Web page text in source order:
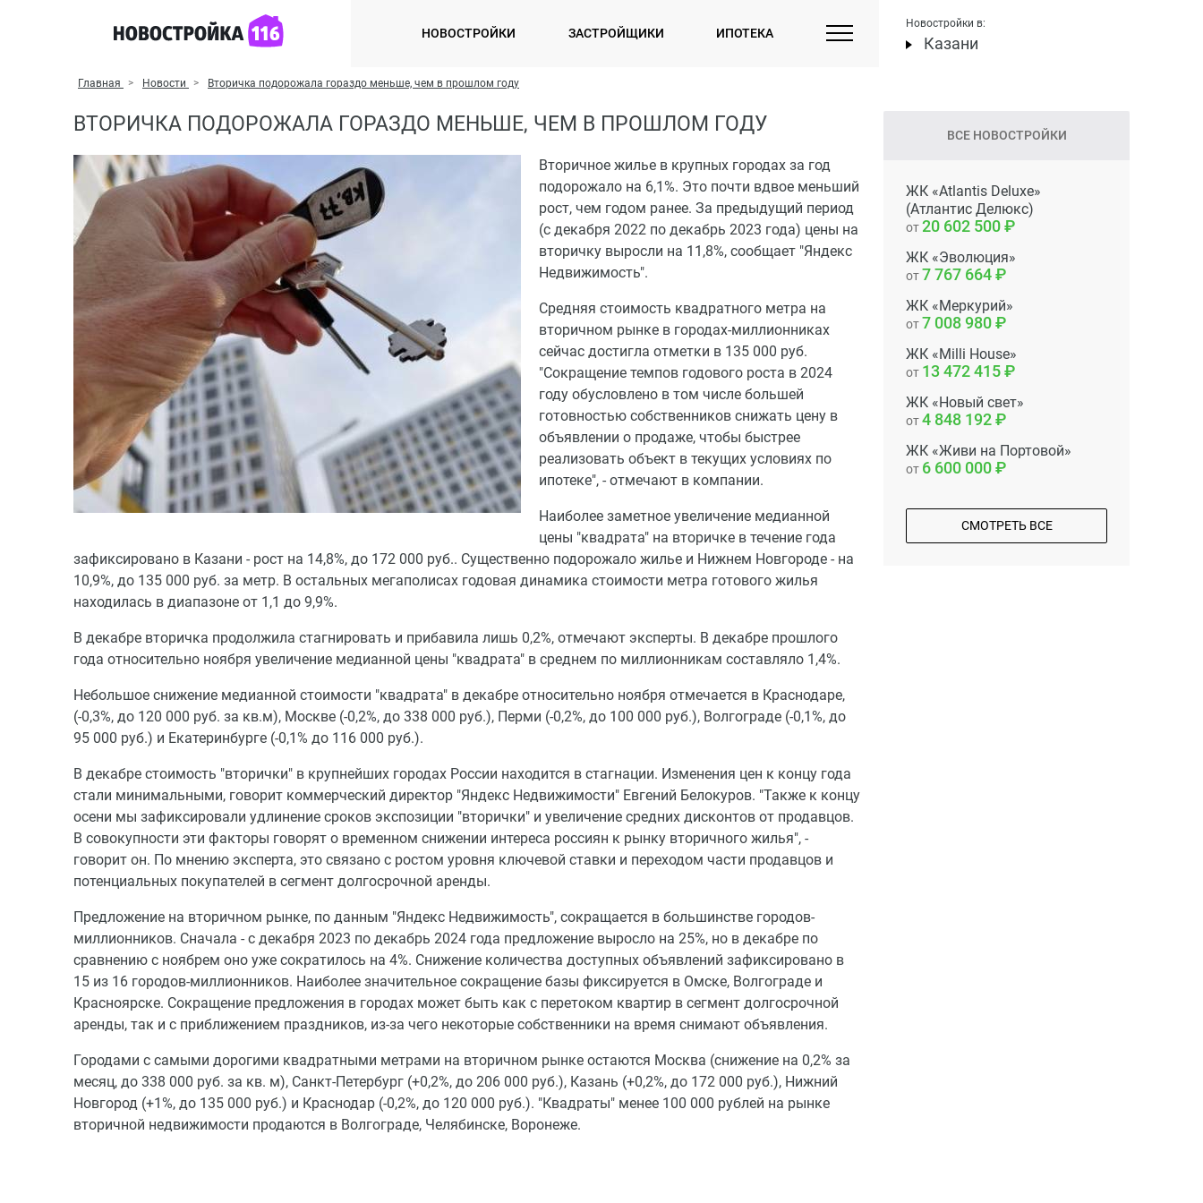
НОВОСТРОЙКИ ЗАСТРОЙЩИКИ ИПОТЕКА
Новостройки в:
Казани
Главная Новости Вторичка подорожала гораздо меньше, чем в прошлом году
ВТОРИЧКА ПОДОРОЖАЛА ГОРАЗДО МЕНЬШЕ, ЧЕМ В ПРОШЛОМ ГОДУ
Вторичное жилье в крупных городах за год
подорожало на 6,1%. Это почти вдвое меньший
рост, чем годом ранее. За предыдущий период
(с декабря 2022 по декабрь 2023 года) цены на
вторичку выросли на 11,8%, сообщает "Яндекс
Недвижимость".
Средняя стоимость квадратного метра на
вторичном рынке в городах-миллионниках
сейчас достигла отметки в 135 000 руб.
"Сокращение темпов годового роста в 2024
году обусловлено в том числе большей
готовностью собственников снижать цену в
объявлении о продаже, чтобы быстрее
реализовать объект в текущих условиях по
ипотеке", - отмечают в компании.
Наиболее заметное увеличение медианной
цены "квадрата" на вторичке в течение года
зафиксировано в Казани - рост на 14,8%, до 172 000 руб.. Существенно подорожало жилье и Нижнем Новгороде - на
10,9%, до 135 000 руб. за метр. В остальных мегаполисах годовая динамика стоимости метра готового жилья
находилась в диапазоне от 1,1 до 9,9%.
В декабре вторичка продолжила стагнировать и прибавила лишь 0,2%, отмечают эксперты. В декабре прошлого
года относительно ноября увеличение медианной цены "квадрата" в среднем по миллионникам составляло 1,4%.
Небольшое снижение медианной стоимости "квадрата" в декабре относительно ноября отмечается в Краснодаре,
(-0,3%, до 120 000 руб. за кв.м), Москве (-0,2%, до 338 000 руб.), Перми (-0,2%, до 100 000 руб.), Волгограде (-0,1%, до
95 000 руб.) и Екатеринбурге (-0,1% до 116 000 руб.).
В декабре стоимость "вторички" в крупнейших городах России находится в стагнации. Изменения цен к концу года
стали минимальными, говорит коммерческий директор "Яндекс Недвижимости" Евгений Белокуров. "Также к концу
осени мы зафиксировали удлинение сроков экспозиции "вторички" и увеличение средних дисконтов от продавцов.
В совокупности эти факторы говорят о временном снижении интереса россиян к рынку вторичного жилья", -
говорит он. По мнению эксперта, это связано с ростом уровня ключевой ставки и переходом части продавцов и
потенциальных покупателей в сегмент долгосрочной аренды.
Предложение на вторичном рынке, по данным "Яндекс Недвижимость", сокращается в большинстве городов-
миллионников. Сначала - с декабря 2023 по декабрь 2024 года предложение выросло на 25%, но в декабре по
сравнению с ноябрем оно уже сократилось на 4%. Снижение количества доступных объявлений зафиксировано в
15 из 16 городов-миллионников. Наиболее значительное сокращение базы фиксируется в Омске, Волгограде и
Красноярске. Сокращение предложения в городах может быть как с перетоком квартир в сегмент долгосрочной
аренды, так и с приближением праздников, из-за чего некоторые собственники на время снимают объявления.
Городами с самыми дорогими квадратными метрами на вторичном рынке остаются Москва (снижение на 0,2% за
месяц, до 338 000 руб. за кв. м), Санкт-Петербург (+0,2%, до 206 000 руб.), Казань (+0,2%, до 172 000 руб.), Нижний
Новгород (+1%, до 135 000 руб.) и Краснодар (-0,2%, до 120 000 руб.). "Квадраты" менее 100 000 рублей на рынке
вторичной недвижимости продаются в Волгограде, Челябинске, Воронеже.
ВСЕ НОВОСТРОЙКИ
ЖК «Atlantis Deluxe»
(Атлантис Делюкс)
от20 602 500
ЖК «Эволюция»
от7 767 664
ЖК «Меркурий»
от7 008 980
ЖК «Milli House»
от 13 472 415
ЖК «Новый свет»
от4 848 192
ЖК «Живи на Портовой»
от 6 600 000
СМОТРЕТЬ ВСЕ